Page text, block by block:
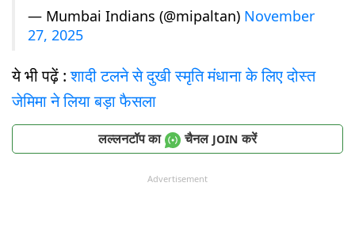
— Mumbai Indians (@mipaltan) November
27, 2025
ये भी पढ़ें :शादी टलने से दुखी स्मृति मंधाना के लिए दोस्त
जेमिमा ने लिया बड़ा फैसला
लल्लनटॉप का चैनल JOIN करें
Advertisement